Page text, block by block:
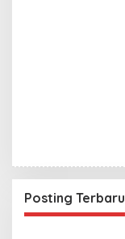
Posting Terbaru